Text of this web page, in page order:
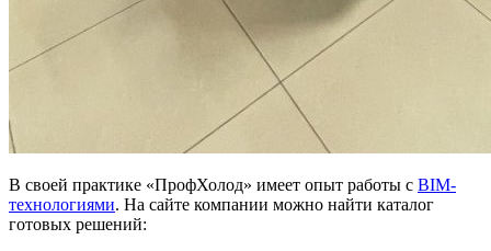
В своей практике «ПрофХолод» имеет опыт работы с BIM-
технологиями. На сайте компании можно найти каталог
готовых решений: